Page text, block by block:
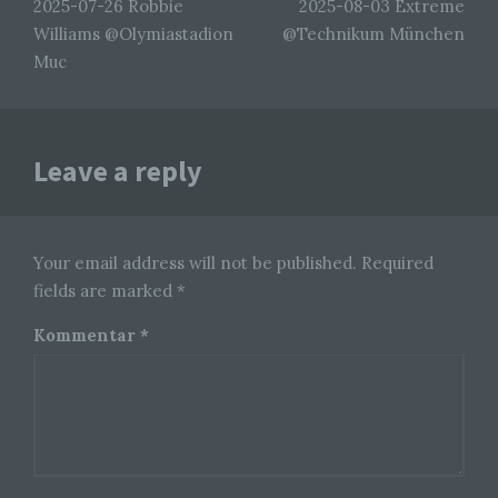
2025-07-26 Robbie
Williams @Olymiastadion
Muc
2025-08-03 Extreme
@Technikum München
Leave a reply
Your email address will not be published. Required
fields are marked *
Kommentar *
Verarbeitung personenbezogener Daten, die
darin besteht, dass diese personenbezogenen
Daten verwendet werden, um bestimmte
Aufenthaltsort oder Ortswechsel dieser
natürlichen Person zu analysieren oder
f) Pseudonymisierung
personenbezogener Daten in einer Weise, auf